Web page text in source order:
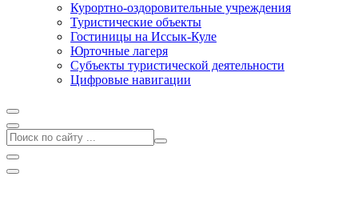
Курортно-оздоровительные учреждения
Туристические объекты
Гостиницы на Иссык-Куле
Юрточные лагеря
Cубъекты туристической деятельности
Цифровые навигации